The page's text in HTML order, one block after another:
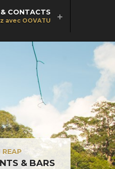
& CONTACTS
avec OOVATU
REAP
& BARS